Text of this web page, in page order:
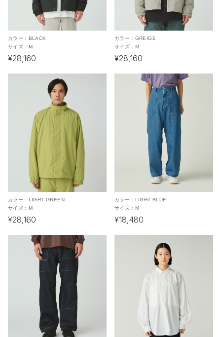
カラー： BLACK
サイズ： M
¥28,160
カラー： GREIGE
サイズ： M
¥28,160
カラー： LIGHT GREEN
サイズ： M
¥28,160
カラー： LIGHT BLUE
サイズ： M
¥18,480